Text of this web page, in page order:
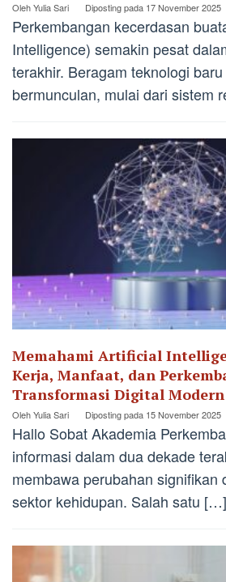
OlehYulia Sari Diposting pada 17 November 2025
Perkembangan kecerdasan
Intelligence) semakin pesat
terakhir. Beragam teknologi
bermunculan, mulai dari sistem
Memahami Artificial
Kerja, Manfaat, dan
Transformasi Digital Modern
OlehYulia Sari Diposting pada 15 November 2025
Hallo Sobat Akademia
informasi dalam dua dekade
membawa perubahan signifikan
sektor kehidupan. Salah satu […]